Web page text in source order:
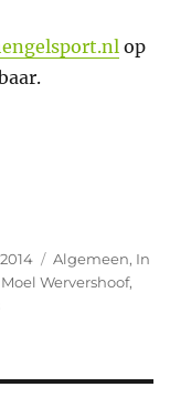
op
Categorieën
Algemeen, In
Wervershoof,